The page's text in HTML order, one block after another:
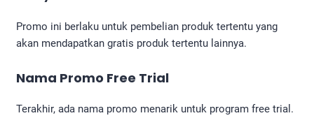
Promo ini berlaku untuk pembelian produk tertentu yang
akan mendapatkan gratis produk tertentu lainnya.
Nama Promo Free Trial
Terakhir, ada nama promo menarik untuk program free trial.